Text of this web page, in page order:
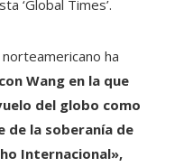
‘Global Times’.
ha
Wang en la que
del globo como
de la soberanía de
Internacional»,